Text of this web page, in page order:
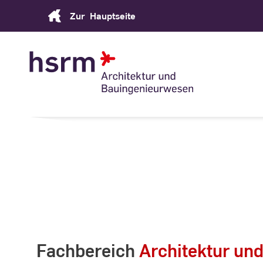
Zur Hauptseite
FachbereichArchitektur und